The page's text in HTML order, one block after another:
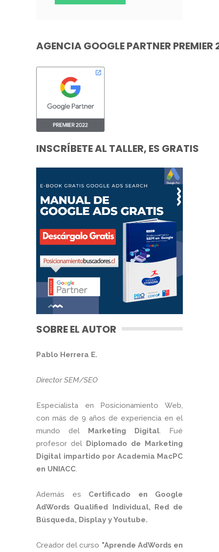
AGENCIA GOOGLE PARTNER PREMIER
INSCRÍBETE AL TALLER, ES GRATIS
SOBRE EL AUTOR
Pablo Herrera E.
Director SEM/SEO
Especialista en Posicionamiento Web,
con más de 9 años de experiencia en el
mundo del Marketing Digital. Fué
profesor del Diplomado de Marketing
Digital impartido por Academia MacPC
en UNIACC.
Además es Certificado en Google
AdWords Qualified Individual, Red de
Búsqueda, Display y Youtube.
Creador del curso "Aprende AdWords en